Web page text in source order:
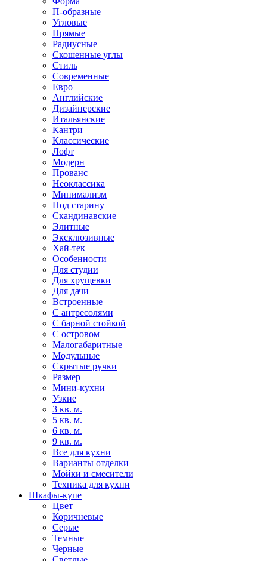
П-образные
Угловые
Прямые
Радиусные
Скошенные углы
Стиль
Современные
Евро
Английские
Дизайнерские
Итальянские
Кантри
Классические
Лофт
Модерн
Прованс
Неоклассика
Минимализм
Под старину
Скандинавские
Элитные
Эксклюзивные
Хай-тек
Особенности
Для студии
Для хрущевки
Для дачи
Встроенные
С антресолями
С барной стойкой
С островом
Малогабаритные
Модульные
Скрытые ручки
Размер
Мини-кухни
Узкие
3 кв. м.
5 кв. м.
6 кв. м.
9 кв. м.
Все для кухни
Варианты отделки
Мойки и смесители
Техника для кухни
Шкафы-купе
Цвет
Коричневые
Серые
Темные
Черные